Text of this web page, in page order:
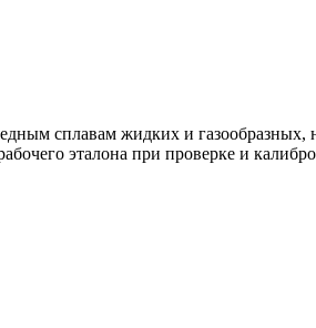
сплавам жидких и газообразных,
эталона при проверке и